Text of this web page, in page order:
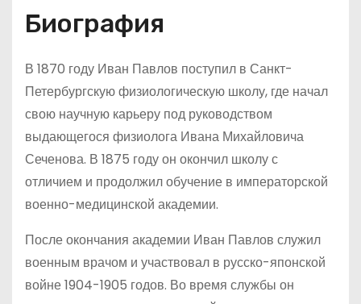
Биография
В 1870 году Иван Павлов поступил в Санкт-
Петербургскую физиологическую школу, где начал
свою научную карьеру под руководством
выдающегося физиолога Ивана Михайловича
Сеченова. В 1875 году он окончил школу с
отличием и продолжил обучение в императорской
военно-медицинской академии.
После окончания академии Иван Павлов служил
военным врачом и участвовал в русско-японской
войне 1904-1905 годов. Во время службы он